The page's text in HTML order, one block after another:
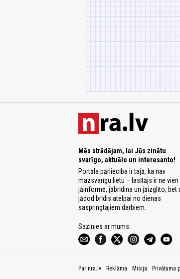
Mēs strādājam, lai Jūs zinātu
svarīgo, aktuālo un interesanto!
Portāla pārliecība ir tajā, ka nav
mazsvarīgu lietu – lasītājs ir ne vien
jāinformē, jābrīdina un jāizglīto, bet
jādod brīdis atelpai no dienas
saspringtajiem darbiem.
Sazinies ar mums:
Par nra.lv Reklāma Misija Privātuma